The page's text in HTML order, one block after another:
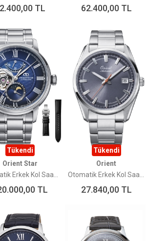
TL 62.400,00TL
Tükendi
Orient Star
TL
Tükendi
Orient
27.840,00TL